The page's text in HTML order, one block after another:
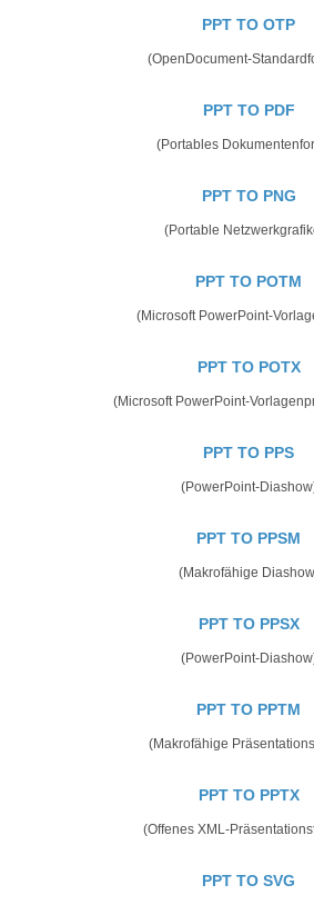
PPT TO OTP
(OpenDocument-
PPT TO PDF
(Portables
PPT TO PNG
(Portable
PPT TO POTM
(Microsoft PowerPoint-
PPT TO POTX
(Microsoft PowerPoint-
PPT TO PPS
(PowerPoint-
PPT TO PPSM
(Makrofähige
PPT TO PPSX
(PowerPoint-
PPT TO PPTM
(Makrofähige
PPT TO PPTX
(Offenes XML-
PPT TO SVG